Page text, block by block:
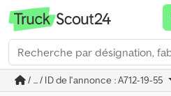
/ ... / ID de l'annonce : A712-19-55